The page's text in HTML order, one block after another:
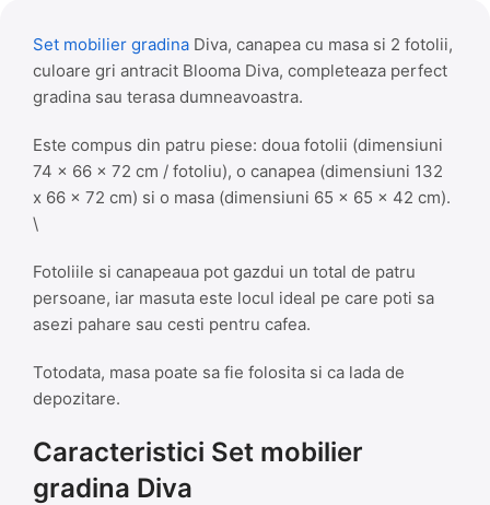
Set mobilier gradina Diva, canapea cu masa si 2 fotolii,
culoare gri antracit Blooma Diva, completeaza perfect
gradina sau terasa dumneavoastra.
Este compus din patru piese: doua fotolii (dimensiuni
74 x 66 x 72 cm / fotoliu), o canapea (dimensiuni 132
x 66 x 72 cm) si o masa (dimensiuni 65 x 65 x 42 cm).
\
Fotoliile si canapeaua pot gazdui un total de patru
persoane, iar masuta este locul ideal pe care poti sa
asezi pahare sau cesti pentru cafea.
Totodata, masa poate sa fie folosita si ca lada de
depozitare.
Caracteristici Set mobilier
gradina Diva